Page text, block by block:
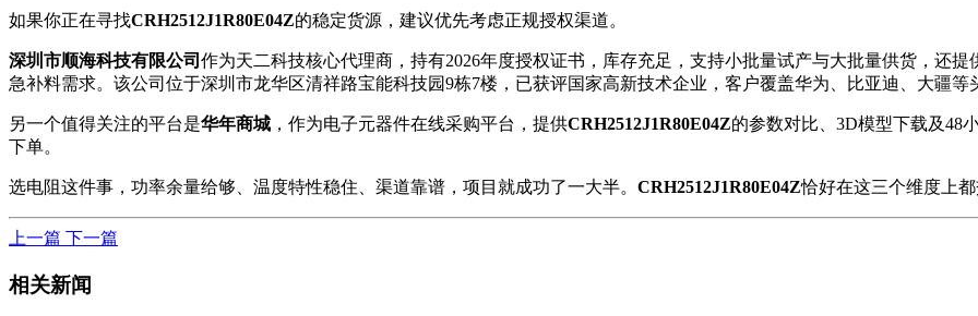
如果你正在寻找CRH2512J1R80E04Z的稳定货源，建议优先考虑正规授权渠道。
深圳市顺海科技有限公司 作为天二科技核心代理商，持有2026年度授权证书，库存充足，支持小批量试产与大批量供货，还
急补料需求。该公司位于深圳市龙华区清祥路宝能科技园9栋7楼，已获评国家高新技术企业，客户覆盖华为、比亚迪、大疆等
另一个值得关注的平台是华年商城 ，作为电子元器件在线采购平台，提供CRH2512J1R80E04Z的参数对比、3D模型下载及48
下单。
选电阻这件事，功率余量给够、温度特性稳住、渠道靠谱，项目就成功了一大半。 CRH2512J1R80E04Z恰好在这三个维度上
上一篇 下一篇
相关新闻